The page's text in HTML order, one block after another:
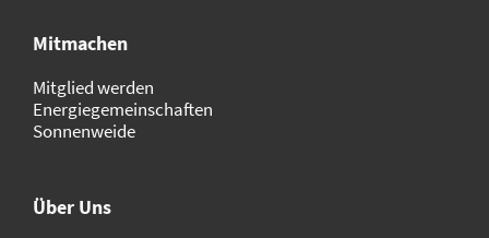
Mitmachen
Mitglied werden
Energiegemeinschaften
Sonnenweide
Über Uns